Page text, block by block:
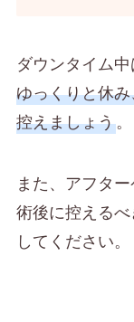
ダウンタイム中
ゆっくりと休
控えましょう。
また、アフタ
術後に控える
してください。